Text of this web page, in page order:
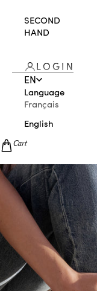
SECOND
HAND
LOGIN
EN
Language
Français
English
Cart